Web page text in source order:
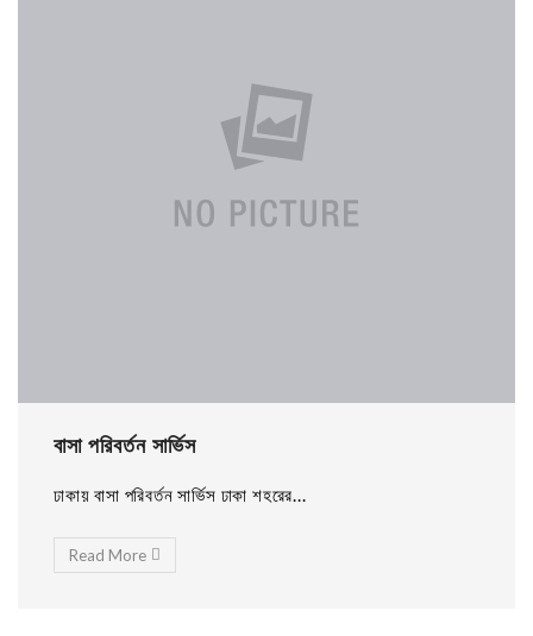
বাসা পরিবর্তন সার্ভিস
ঢাকায় বাসা পরিবর্তন সার্ভিস ঢাকা শহরের...
Read More